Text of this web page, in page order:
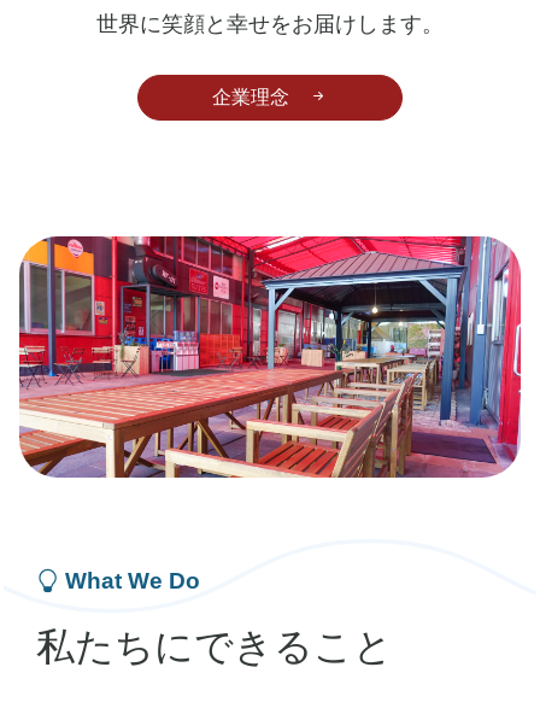
ン
ジ
を
中
に、
プ
世界に笑顔と幸せをお届けします。
企業理念
What We Do
私たちにできること